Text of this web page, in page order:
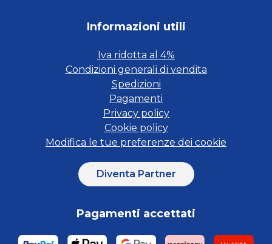
Informazioni utili
Iva ridotta al 4%
Condizioni generali di vendita
Spedizioni
Pagamenti
Privacy policy
Cookie policy
Modifica le tue preferenze dei cookie
Diventa Partner
Pagamenti accettati